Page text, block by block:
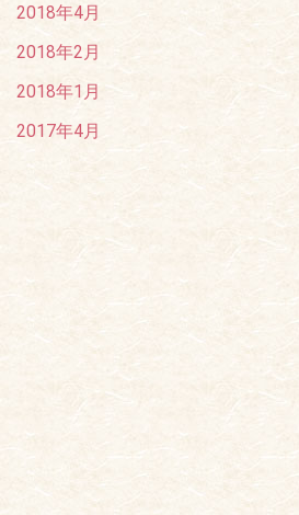
2018年4月
2018年2月
2018年1月
2017年4月